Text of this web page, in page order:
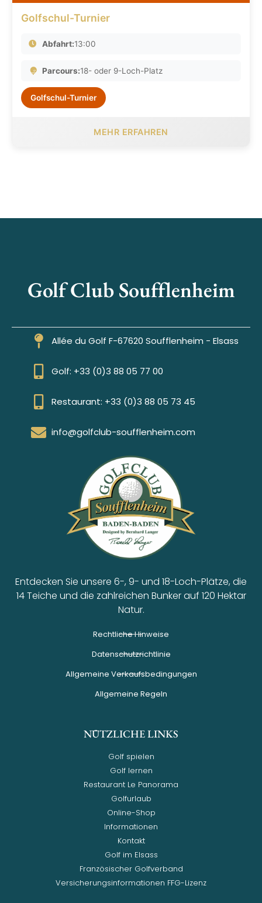
Golfschul-Turnier
Abfahrt:13:00
Parcours:18- oder 9-Loch-Platz
Golfschul-Turnier
MEHR ERFAHREN
Golf Club Soufflenheim
Allée du Golf F-67620 Soufflenheim - Elsass
Golf: +33 (0)3 88 05 77 00
Restaurant: +33 (0)3 88 05 73 45
info@golfclub-soufflenheim.com
Entdecken Sie unsere 6-, 9- und 18-Loch-Plätze, die
14 Teiche und die zahlreichen Bunker auf 120 Hektar
Natur.
Rechtliche Hinweise
Datenschutzrichtlinie
Allgemeine Verkaufsbedingungen
Allgemeine Regeln
NÜTZLICHE LINKS
Golf spielen
Golf lernen
Restaurant Le Panorama
Golfurlaub
Online-Shop
Informationen
Kontakt
Golf im Elsass
Französischer Golfverband
Versicherungsinformationen FFG-Lizenz